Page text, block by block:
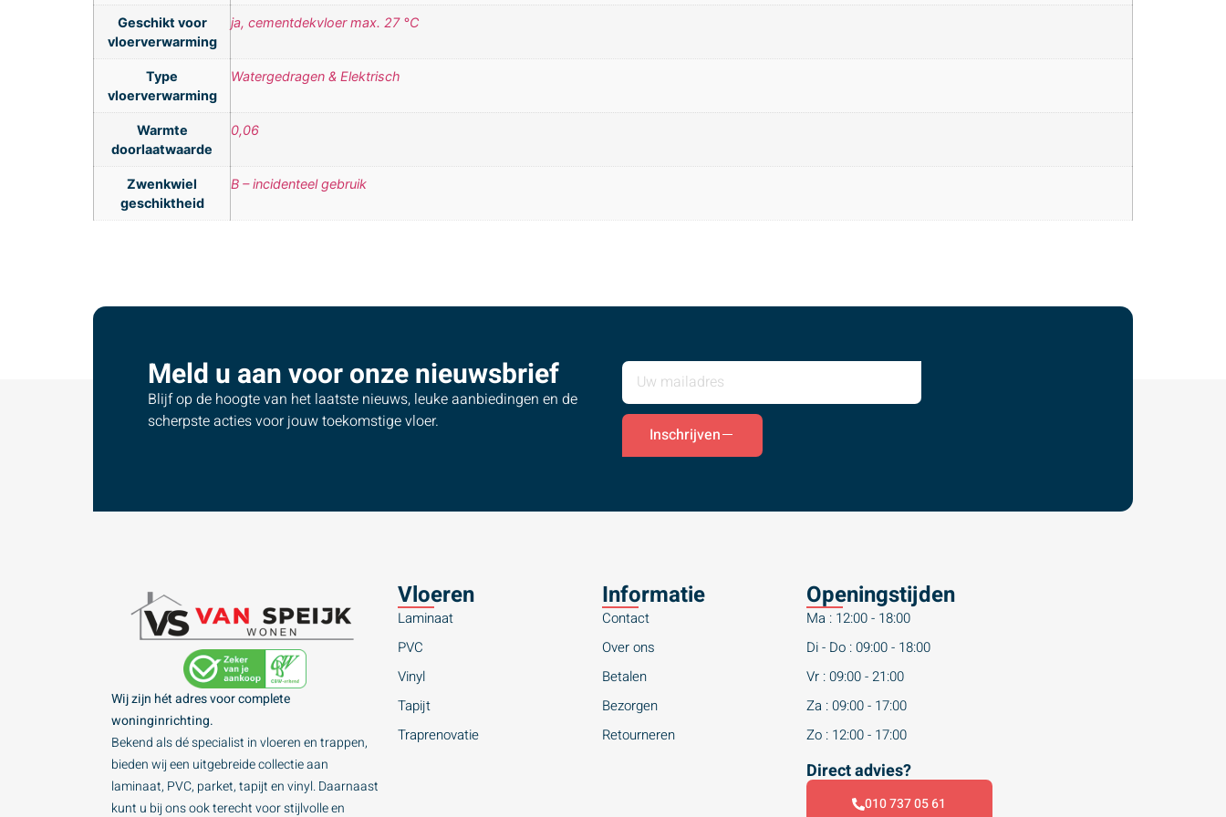
Geschikt voor
vloerverwarming
ja, cementdekvloer max. 27 °C
Type
vloerverwarming
Watergedragen & Elektrisch
Warmte
doorlaatwaarde
0,06
Zwenkwiel
geschiktheid
B – incidenteel gebruik
Meld u aan voor onze nieuwsbrief
Blijf op de hoogte van het laatste nieuws, leuke aanbiedingen en de
scherpste acties voor jouw toekomstige vloer.
Inschrijven
Wij zijn hét adres voor complete
woninginrichting.
Bekend als dé specialist in vloeren en trappen,
bieden wij een uitgebreide collectie aan
laminaat, PVC, parket, tapijt en vinyl. Daarnaast
kunt u bij ons ook terecht voor stijlvolle en
Vloeren
Laminaat
PVC
Vinyl
Tapijt
Traprenovatie
Informatie
Contact
Over ons
Betalen
Bezorgen
Retourneren
Openingstijden
Ma : 12:00 - 18:00
Di - Do : 09:00 - 18:00
Vr : 09:00 - 21:00
Za : 09:00 - 17:00
Zo : 12:00 - 17:00
Direct advies?
010 737 05 61